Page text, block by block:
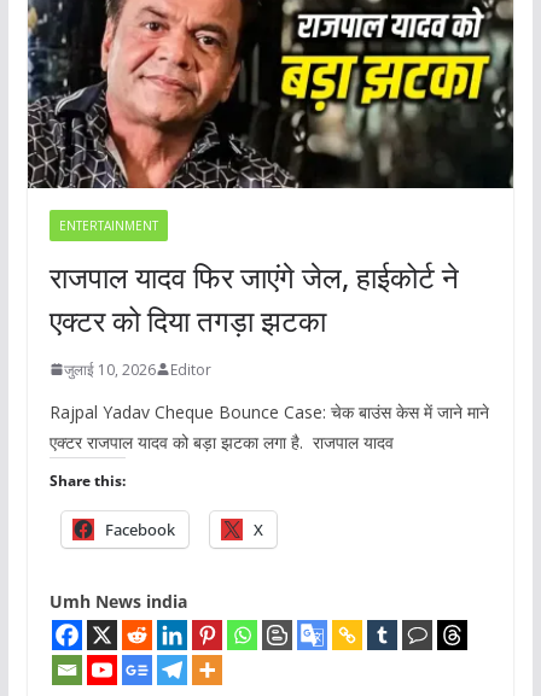
ENTERTAINMENT
राजपाल यादव फिर जाएंगे जेल, हाईकोर्ट ने
एक्टर को दिया तगड़ा झटका
जुलाई 10, 2026 Editor
Rajpal Yadav Cheque Bounce Case: चेक बाउंस केस में जाने माने
एक्टर राजपाल यादव को बड़ा झटका लगा है. राजपाल यादव
Share this:
Facebook X
Umh News india